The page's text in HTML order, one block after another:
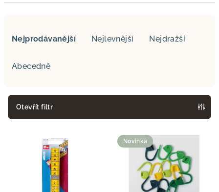
r
Nejprodávanější Nejlevnější Nejdražší
Abecedně
Otevřít filtr
Novinka